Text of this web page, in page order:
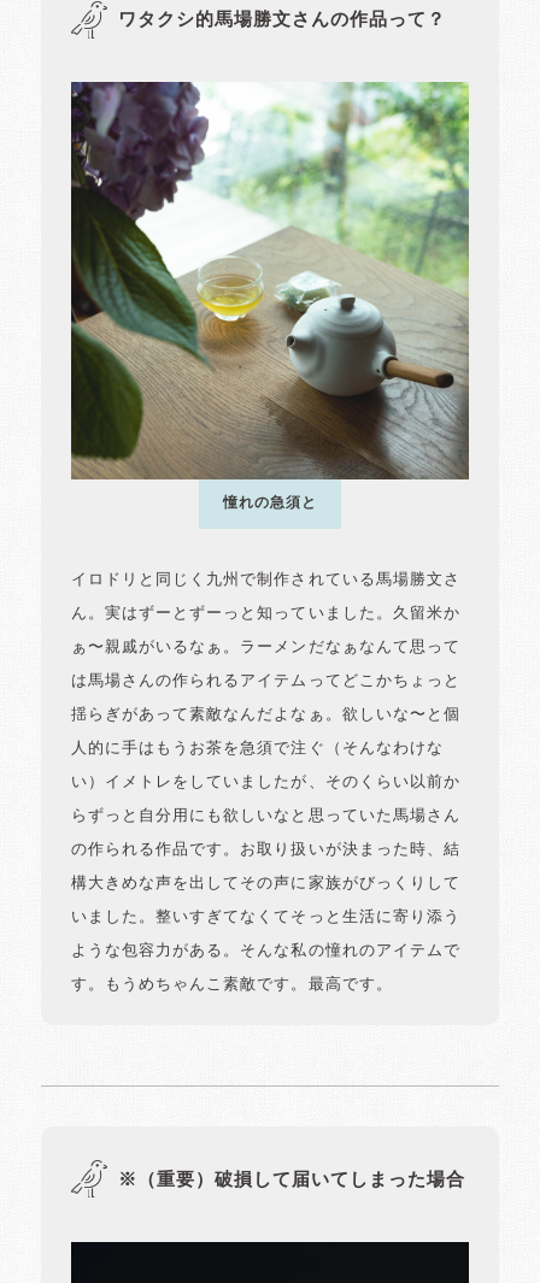
ワタクシ的馬場勝文さんの作品って？
憧れの急須と
イロドリと同じく九州で制作されている馬場勝文さ
ん。実はずーとずーっと知っていました。久留米か
ぁ〜親戚がいるなぁ。ラーメンだなぁなんて思って
は馬場さんの作られるアイテムってどこかちょっと
揺らぎがあって素敵なんだよなぁ。欲しいな〜と個
人的に手はもうお茶を急須で注ぐ（そんなわけな
い）イメトレをしていましたが、そのくらい以前か
らずっと自分用にも欲しいなと思っていた馬場さん
の作られる作品です。お取り扱いが決まった時、結
構大きめな声を出してその声に家族がびっくりして
いました。整いすぎてなくてそっと生活に寄り添う
ような包容力がある。そんな私の憧れのアイテムで
す。もうめちゃんこ素敵です。最高です。
※（重要）破損して届いてしまった場合